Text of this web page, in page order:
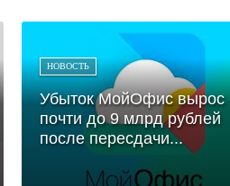
НОВОСТЬ
Убыток МойОфис вырос
почти до 9 млрд рублей
после пересдачи...